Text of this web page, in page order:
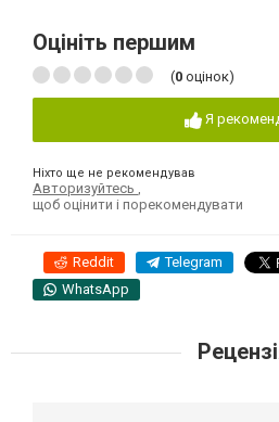
Оцініть першим
(0 оцінок)
Я
Ніхто ще не рекомендував
Авторизуйтесь
щоб оцінити і порекомендувати
Reddit Telegram
WhatsApp